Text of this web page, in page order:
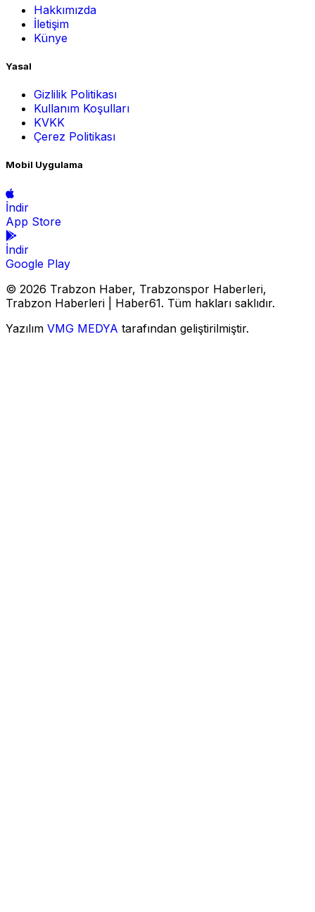
Hakkımızda
İletişim
Künye
Yasal
Gizlilik Politikası
Kullanım Koşulları
KVKK
Çerez Politikası
Mobil Uygulama
İndir
App Store
İndir
Google Play
© 2026 Trabzon Haber, Trabzonspor Haberleri,
Trabzon Haberleri | Haber61. Tüm hakları saklıdır.
Yazılım VMG MEDYA tarafından geliştirilmiştir.